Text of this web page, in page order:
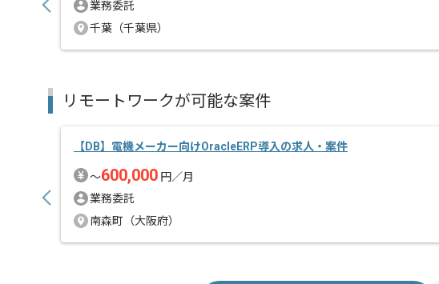
業務委託
千葉（千葉県）
リモートワークが可能な案件
【DB】電機メーカー向けOracleERP導入の求人・案件
〜600,000 円／月
業務委託
南森町（大阪府）